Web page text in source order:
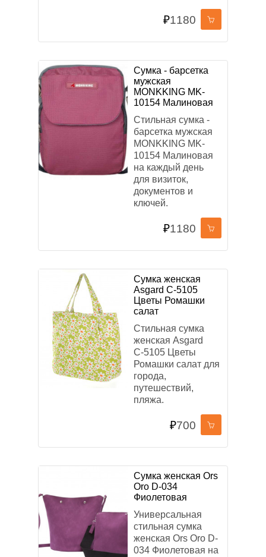
₽1180
Сумка - барсетка
мужская
MONKKING MK-
10154 Малиновая
Стильная сумка -
барсетка мужская
MONKKING MK-
10154 Малиновая
на каждый день
для визиток,
документов и
ключей.
₽1180
Сумка женская
Asgard С-5105
Цветы Ромашки
салат
Стильная сумка
женская Asgard
С-5105 Цветы
Ромашки салат для
города,
путешествий,
пляжа.
₽700
Сумка женская Ors
Oro D-034
Фиолетовая
Универсальная
стильная сумка
женская Ors Oro D-
034 Фиолетовая на